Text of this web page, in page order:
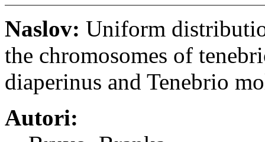
Naslov: Uniform
the chromosomes of
diaperinus and Tenebrio
Autori: